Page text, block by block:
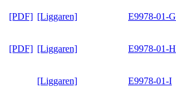
[PDF] [Liggaren] E9978-01-G
[PDF] [Liggaren] E9978-01-H
[Liggaren] E9978-01-I